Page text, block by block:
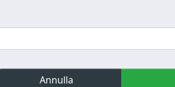
Annulla